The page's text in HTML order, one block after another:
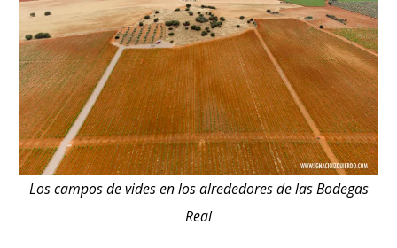
Los campos de vides en los alrededores de las Bodegas
Real